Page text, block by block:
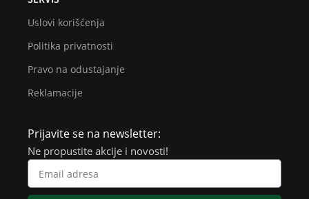
Uslovi korišćenja
Politika privatnosti
Pravo na odustajanje
Reklamacije
Prijavite se na newsletter:
Ne propustite akcije i novosti!